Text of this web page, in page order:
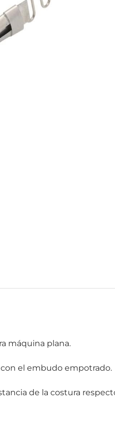
máquina plana.
el embudo empotrado.
de la costura